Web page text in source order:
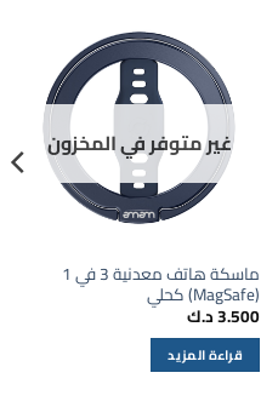
غير متوفر في المخزون
ماسكة هاتف معدنية 3 في 1
(MagSafe) كحلي
3.500د.ك
قراءة المزيد